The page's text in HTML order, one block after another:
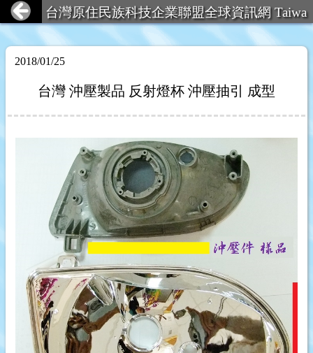
台灣原住民族科技企業聯盟全球資訊網 Taiwa
n Aboriginal Technology Ent
2018/01/25
台灣 沖壓製品 反射燈杯 沖壓抽引 成型